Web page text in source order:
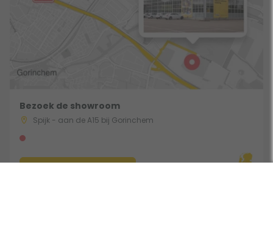
Bezoek de showroom
Spijk - aan de A15 bij Gorinchem